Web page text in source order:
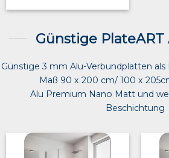
Günstige
Günstige 3 mm Alu-Verbundplatten
Maß 90 x 200 cm/ 100 x
Alu Premium Nano Matt und
Beschichtung